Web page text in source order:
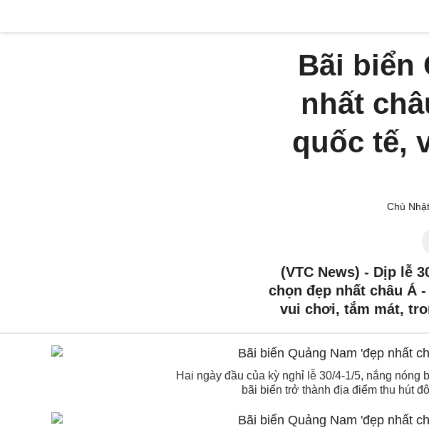
Bãi biển
nhất
quốc tế,
Chủ
(VTC News) - Dịp lễ
chọn đẹp nhất châu Á
vui chơi, tắm mát,
Hai ngày đầu của kỳ nghỉ lễ 30/4-1/5, nắng
bãi biển trở thành địa điểm thu hút